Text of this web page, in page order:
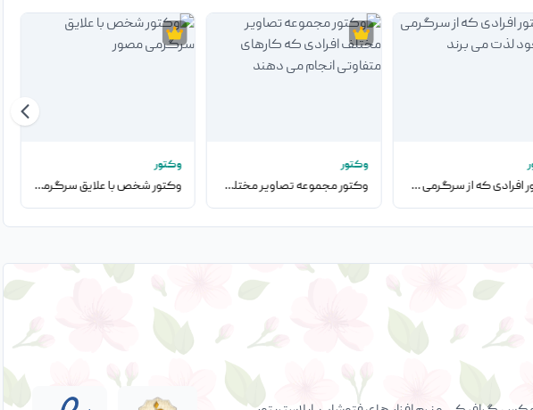
وکتور افرادی که از سرگرمی های خود لذت می برند
وکتور
وکتور مجموعه تصاویر مختلف افرادی که کارهای متفاوتی انجام می دهند
وکتور
وکتور شخص با علایق سرگرمی مصور